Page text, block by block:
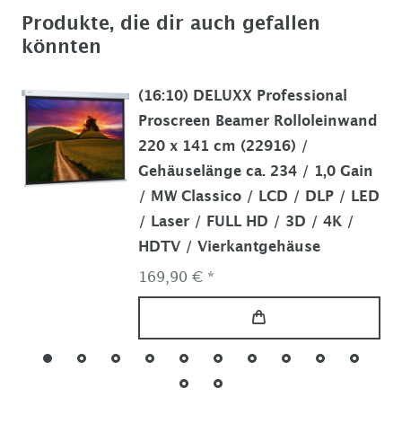
Produkte, die dir auch gefallen
könnten
(16:10) DELUXX Professional
Proscreen Beamer Rolloleinwand
220 x 141 cm (22916) /
Gehäuselänge ca. 234 / 1,0 Gain
/ MW Classico / LCD / DLP / LED
/ Laser / FULL HD / 3D / 4K /
HDTV / Vierkantgehäuse
169,90 € *